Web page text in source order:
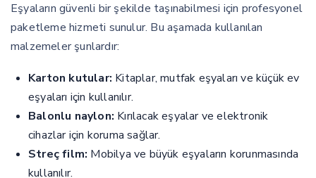
Eşyaların güvenli bir şekilde taşınabilmesi için profesyonel
paketleme hizmeti sunulur. Bu aşamada kullanılan
malzemeler şunlardır:
Karton kutular: Kitaplar, mutfak eşyaları ve küçük ev
eşyaları için kullanılır.
Balonlu naylon: Kırılacak eşyalar ve elektronik
cihazlar için koruma sağlar.
Streç film: Mobilya ve büyük eşyaların korunmasında
kullanılır.